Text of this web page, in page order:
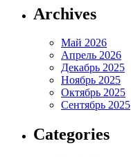
Archives
Май 2026
Апрель 2026
Декабрь 2025
Ноябрь 2025
Октябрь 2025
Сентябрь 2025
Categories